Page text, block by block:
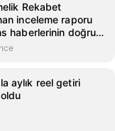
Rekabet
inceleme raporu
haberlerinin doğru
Haber
aylık reel getiri